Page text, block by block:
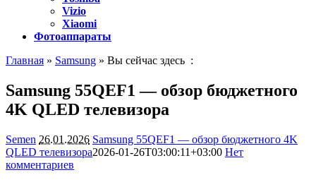
Vizio
Xiaomi
Фотоаппараты
Главная » Samsung » Вы сейчас здесь :
Samsung 55QEF1 — обзор бюджетного
4K QLED телевизора
Semen 26.01.2026 Samsung 55QEF1 — обзор бюджетного 4K
QLED телевизора2026-01-26T03:00:11+03:00 Нет
комментариев